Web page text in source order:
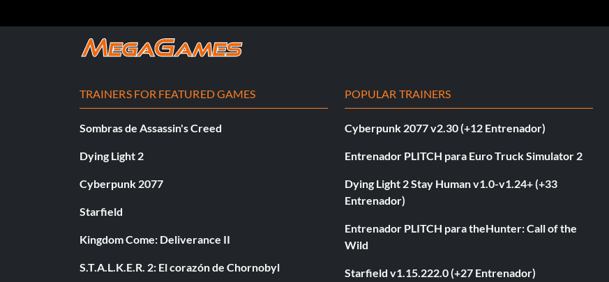
TRAINERS FOR FEATURED GAMES
Sombras de Assassin's Creed
Dying Light 2
Cyberpunk 2077
Starfield
Kingdom Come: Deliverance II
S.T.A.L.K.E.R. 2: El corazón de Chornobyl
POPULAR TRAINERS
Cyberpunk 2077 v2.30 (+12 Entrenador)
Entrenador PLITCH para Euro Truck Simulator 2
Dying Light 2 Stay Human v1.0-v1.24+ (+33
Entrenador)
Entrenador PLITCH para theHunter: Call of the
Wild
Starfield v1.15.222.0 (+27 Entrenador)